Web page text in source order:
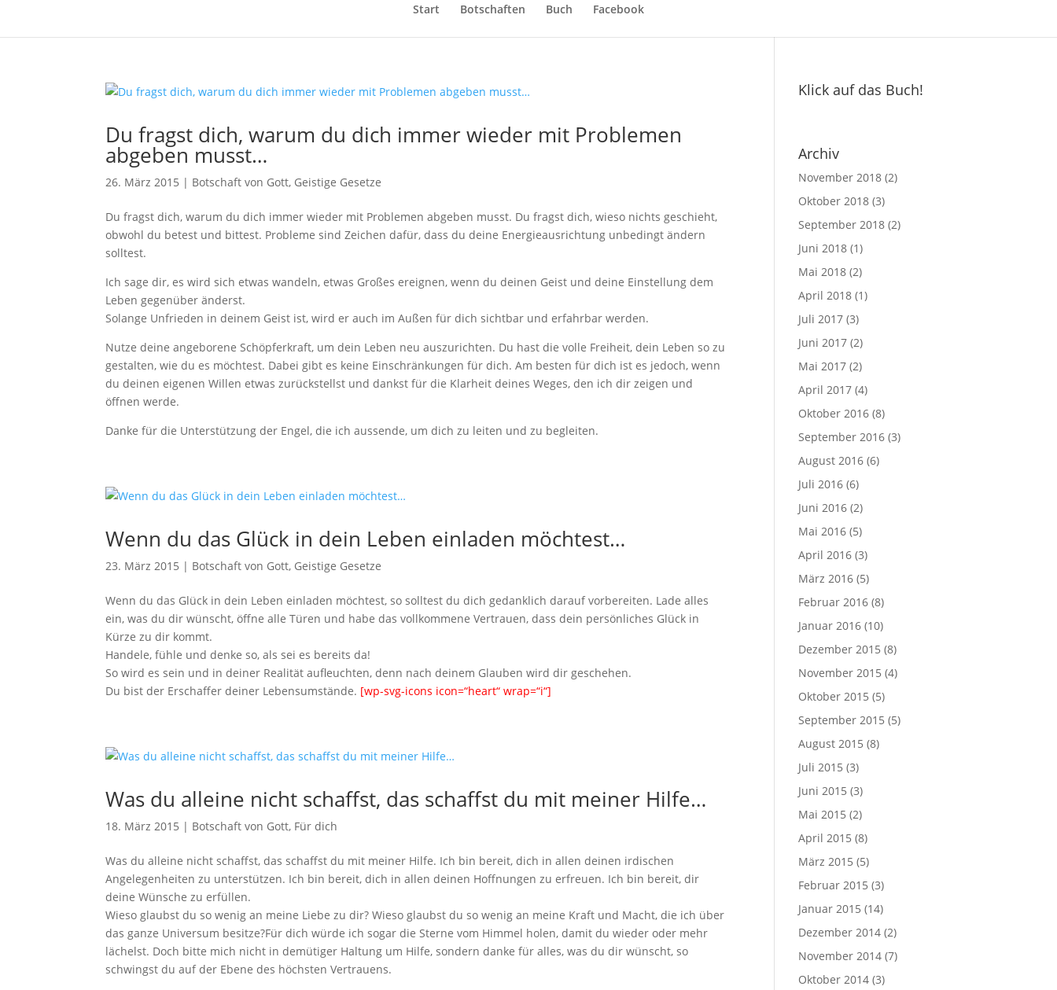
Start Botschaften Buch Facebook
Du fragst dich, warum du dich immer wieder mit Problemen
abgeben musst…
26. März 2015 | Botschaft von Gott, Geistige Gesetze
Du fragst dich, warum du dich immer wieder mit Problemen abgeben musst. Du fragst dich, wieso nichts geschieht,
obwohl du betest und bittest. Probleme sind Zeichen dafür, dass du deine Energieausrichtung unbedingt ändern
solltest.
Ich sage dir, es wird sich etwas wandeln, etwas Großes ereignen, wenn du deinen Geist und deine Einstellung dem
Leben gegenüber änderst.
Solange Unfrieden in deinem Geist ist, wird er auch im Außen für dich sichtbar und erfahrbar werden.
Nutze deine angeborene Schöpferkraft, um dein Leben neu auszurichten. Du hast die volle Freiheit, dein Leben so zu
gestalten, wie du es möchtest. Dabei gibt es keine Einschränkungen für dich. Am besten für dich ist es jedoch, wenn
du deinen eigenen Willen etwas zurückstellst und dankst für die Klarheit deines Weges, den ich dir zeigen und
öffnen werde.
Danke für die Unterstützung der Engel, die ich aussende, um dich zu leiten und zu begleiten.
Wenn du das Glück in dein Leben einladen möchtest…
23. März 2015 | Botschaft von Gott, Geistige Gesetze
Wenn du das Glück in dein Leben einladen möchtest, so solltest du dich gedanklich darauf vorbereiten. Lade alles
ein, was du dir wünscht, öffne alle Türen und habe das vollkommene Vertrauen, dass dein persönliches Glück in
Kürze zu dir kommt.
Handele, fühle und denke so, als sei es bereits da!
So wird es sein und in deiner Realität aufleuchten, denn nach deinem Glauben wird dir geschehen.
Du bist der Erschaffer deiner Lebensumstände. [wp-svg-icons icon=“heart“ wrap=“i“]
Was du alleine nicht schaffst, das schaffst du mit meiner Hilfe…
18. März 2015 | Botschaft von Gott, Für dich
Was du alleine nicht schaffst, das schaffst du mit meiner Hilfe. Ich bin bereit, dich in allen deinen irdischen
Angelegenheiten zu unterstützen. Ich bin bereit, dich in allen deinen Hoffnungen zu erfreuen. Ich bin bereit, dir
deine Wünsche zu erfüllen.
Wieso glaubst du so wenig an meine Liebe zu dir? Wieso glaubst du so wenig an meine Kraft und Macht, die ich über
das ganze Universum besitze?Für dich würde ich sogar die Sterne vom Himmel holen, damit du wieder oder mehr
lächelst. Doch bitte mich nicht in demütiger Haltung um Hilfe, sondern danke für alles, was du dir wünscht, so
schwingst du auf der Ebene des höchsten Vertrauens.
Klick auf das Buch!
Archiv
November 2018 (2)
Oktober 2018 (3)
September 2018 (2)
Juni 2018 (1)
Mai 2018 (2)
April 2018 (1)
Juli 2017 (3)
Juni 2017 (2)
Mai 2017 (2)
April 2017 (4)
Oktober 2016 (8)
September 2016 (3)
August 2016 (6)
Juli 2016 (6)
Juni 2016 (2)
Mai 2016 (5)
April 2016 (3)
März 2016 (5)
Februar 2016 (8)
Januar 2016 (10)
Dezember 2015 (8)
November 2015 (4)
Oktober 2015 (5)
September 2015 (5)
August 2015 (8)
Juli 2015 (3)
Juni 2015 (3)
Mai 2015 (2)
April 2015 (8)
März 2015 (5)
Februar 2015 (3)
Januar 2015 (14)
Dezember 2014 (2)
November 2014 (7)
Oktober 2014 (3)